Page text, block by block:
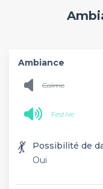
Ambiance
Calme
Festive
💃
Possibilité de
Oui